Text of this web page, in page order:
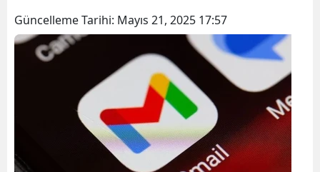
Güncelleme Tarihi: Mayıs 21, 2025 17:57